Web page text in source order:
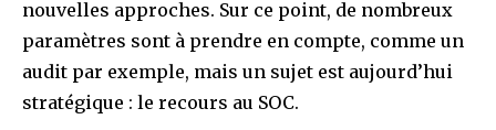
nouvelles approches. Sur ce point, de nombreux
paramètres sont à prendre en compte, comme un
audit par exemple, mais un sujet est aujourd’hui
stratégique : le recours au SOC.